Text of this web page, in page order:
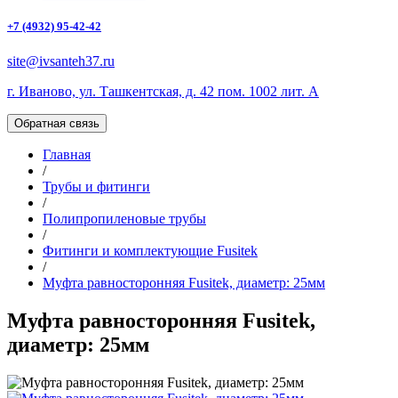
+7 (4932) 95-42-42
site@ivsanteh37.ru
г. Иваново, ул. Ташкентская, д. 42 пом. 1002 лит. А
Обратная связь
Главная
/
Трубы и фитинги
/
Полипропиленовые трубы
/
Фитинги и комплектующие Fusitek
/
Муфта равносторонняя Fusitek, диаметр: 25мм
Муфта равносторонняя Fusitek,
диаметр: 25мм